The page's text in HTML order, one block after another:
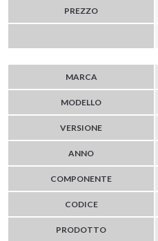
PREZZO
MARCA
MODELLO
VERSIONE
ANNO
COMPONENTE
CODICE
PRODOTTO